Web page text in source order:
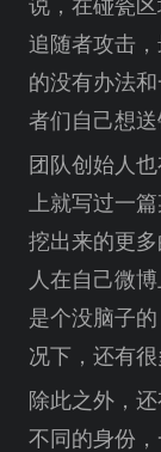
说，在碰瓷
追随者攻击
的没有办法
者们自己想
团队创始人
上就写过一
挖出来的更
人在自己微
是个没脑子
况下，还有
除此之外，
不同的身份